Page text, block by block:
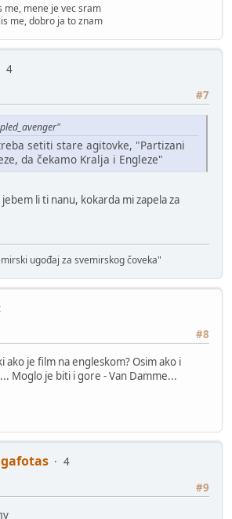
me, mene je vec sram
me, dobro ja to znam
4
#7
setiti stare agitovke, "Partizani
da čekamo Kralja i Engleze"
li ti nanu, kokarda mi zapela za
ugođaj za svemirskog čoveka"
#8
ako je film na engleskom? Osim ako i
Moglo je biti i gore - Van Damme...
4
#9